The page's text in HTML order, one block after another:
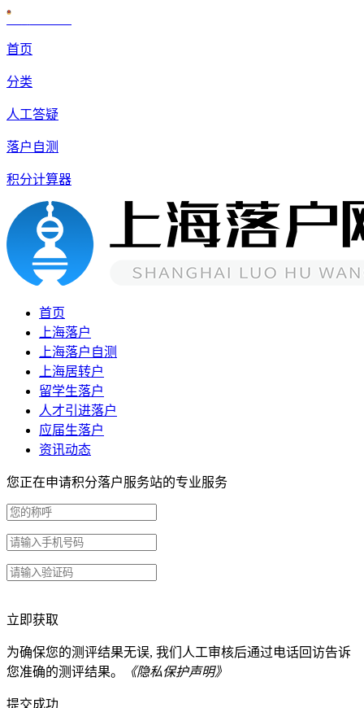
首页
分类
人工答疑
落户自测
积分计算器
首页
上海落户
上海落户自测
上海居转户
留学生落户
人才引进落户
应届生落户
资讯动态
您正在申请积分落户服务站的专业服务
立即获取
为确保您的测评结果无误, 我们人工审核后通过电话回访告诉
您准确的测评结果。
《隐私保护声明》
提交成功